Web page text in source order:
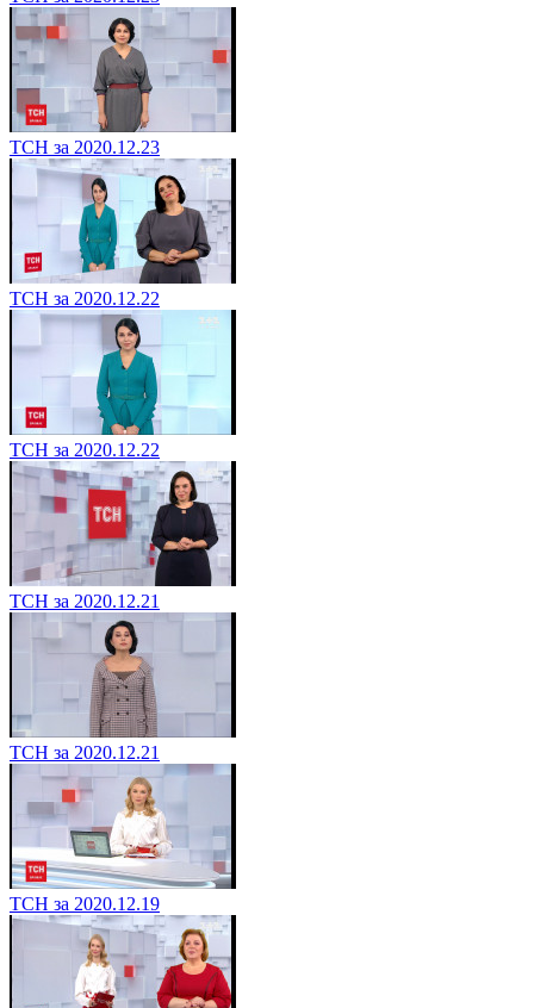
ТСН за 2020.12.23
ТСН за 2020.12.22
ТСН за 2020.12.22
ТСН за 2020.12.21
ТСН за 2020.12.21
ТСН за 2020.12.19